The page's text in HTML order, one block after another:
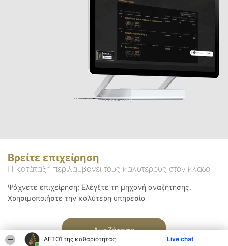
ΑΕΤΟΊ της καθαριότητας Live chat
Βρείτε επιχείρηση
Η κατάταξη περιλαμβάνει τους καλύτερους στον κλάδο
Ψάχνετε επιχείρηση; Ελέγξτε τη μηχανή αναζήτησης.
Χρησιμοποιήστε την καλύτερη υπηρεσία
Αναζήτηση